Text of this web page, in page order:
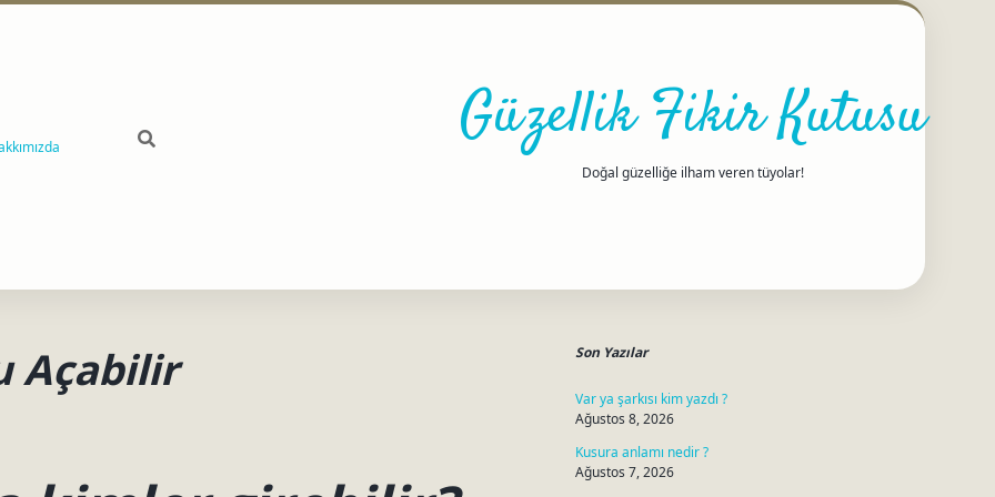
Güzellik Fikir Kutusu
Doğal güzelliğe ilham veren tüyolar!
Açabilir Son Yazılar
Var ya şarkısı kim yazdı ?
Ağustos 8, 2026
Kusura anlamı nedir ?
Ağustos 7, 2026